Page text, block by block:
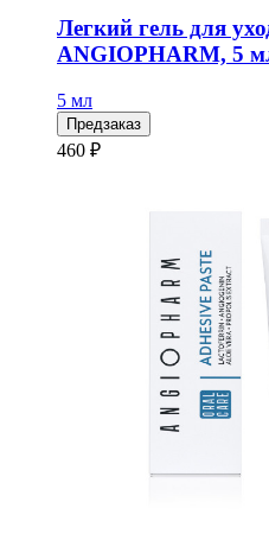
Легкий гель для
ANGIOPHARM, 5
5 мл
Предзаказ
460 ₽